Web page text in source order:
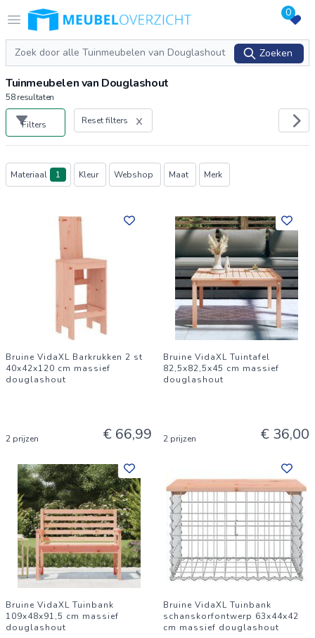
Open menu
Logo Meubeloverzicht.nl 0
Zoeken
Zoeken
Tuinmeubelen van Douglashout
58resultaten
Filters Reset filters
Producten
Materiaal 1 Kleur Webshop Maat Merk
Bruine VidaXL Barkrukken 2 st
40x42x120 cm massief
douglashout
2 prijzen € 66,99
Bruine VidaXL Tuintafel
82,5x82,5x45 cm massief
douglashout
2 prijzen € 36,00
Bruine VidaXL Tuinbank
109x48x91,5 cm massief
douglashout
Bruine VidaXL Tuinbank
schanskorfontwerp 63x44x42
cm massief douglashout